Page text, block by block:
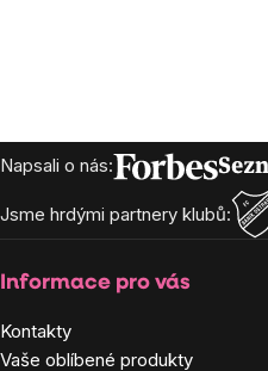
Zápatí
Napsali o nás:
Jsme hrdými partnery klubů:
Informace pro vás
Kontakty
Vaše oblíbené produkty